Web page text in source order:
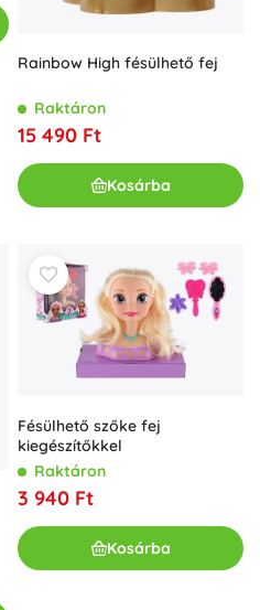
Rainbow High fésülhető fej
Raktáron
15 490 Ft
Kosárba
Fésülhető szőke fej
kiegészítőkkel
Raktáron
3 940 Ft
Kosárba